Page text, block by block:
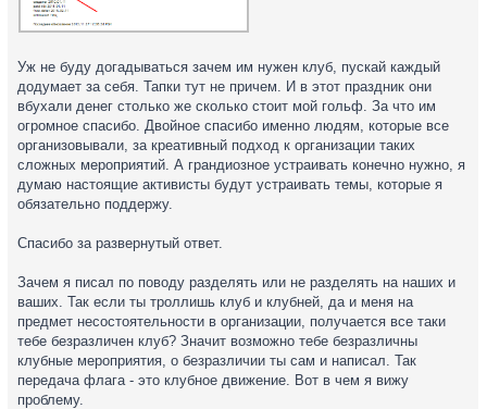
Уж не буду догадываться зачем им нужен клуб, пускай каждый
додумает за себя. Тапки тут не причем. И в этот праздник они
вбухали денег столько же сколько стоит мой гольф. За что им
огромное спасибо. Двойное спасибо именно людям, которые все
организовывали, за креативный подход к организации таких
сложных мероприятий. А грандиозное устраивать конечно нужно, я
думаю настоящие активисты будут устраивать темы, которые я
обязательно поддержу.
Спасибо за развернутый ответ.
Зачем я писал по поводу разделять или не разделять на наших и
ваших. Так если ты троллишь клуб и клубней, да и меня на
предмет несостоятельности в организации, получается все таки
тебе безразличен клуб? Значит возможно тебе безразличны
клубные мероприятия, о безразличии ты сам и написал. Так
передача флага - это клубное движение. Вот в чем я вижу
проблему.